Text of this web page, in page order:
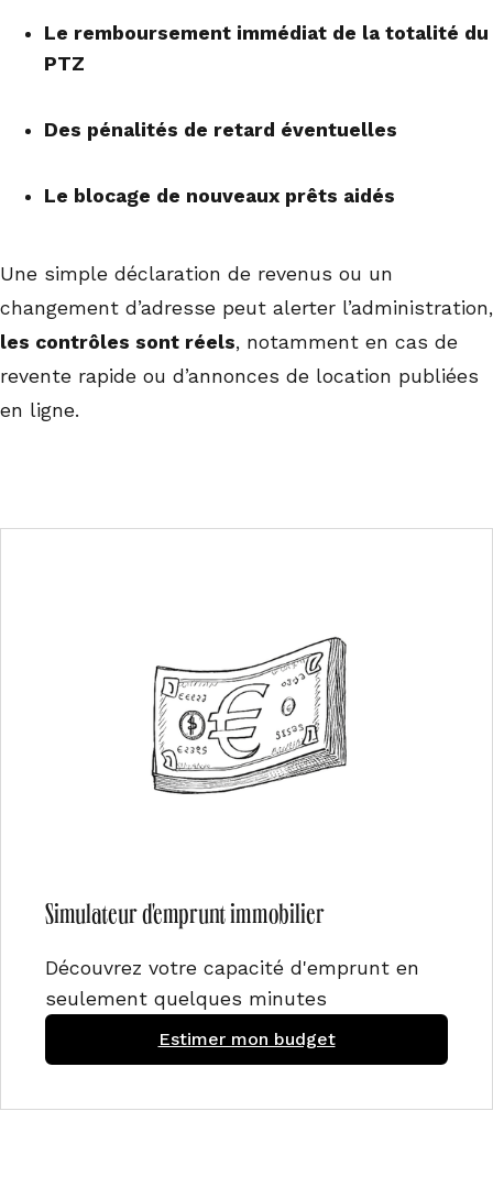
Le remboursement immédiat de la totalité du
PTZ
Des pénalités de retard éventuelles
Le blocage de nouveaux prêts aidés
Une simple déclaration de revenus ou un
changement d’adresse peut alerter l’administration,
les contrôles sont réels, notamment en cas de
revente rapide ou d’annonces de location publiées
en ligne.
Simulateur d'emprunt immobilier
Découvrez votre capacité d'emprunt en
seulement quelques minutes
Estimer mon budget